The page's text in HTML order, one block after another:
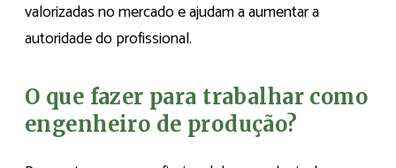
valorizadas no mercado e ajudam a aumentar a
autoridade do profissional.
O que fazer para trabalhar como
engenheiro de produção?